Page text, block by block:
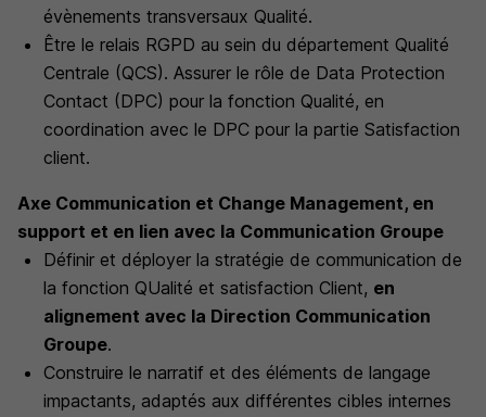
évènements transversaux Qualité.
Être le relais RGPD au sein du département Qualité
Centrale (QCS). Assurer le rôle de Data Protection
Contact (DPC) pour la fonction Qualité, en
coordination avec le DPC pour la partie Satisfaction
client.
Axe Communication et Change Management, en
support et en lien avec la Communication Groupe
Définir et déployer la stratégie de communication de
la fonction QUalité et satisfaction Client, en
alignement avec la Direction Communication
Groupe.
Construire le narratif et des éléments de langage
impactants, adaptés aux différentes cibles internes